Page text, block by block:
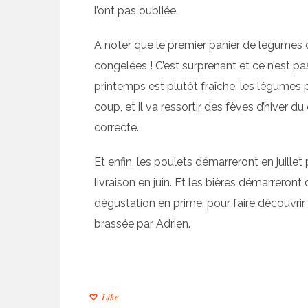
l’ont pas oubliée.
A noter que le premier panier de
congelées ! C’est surprenant et ce n’est
printemps est plutôt fraîche, les légumes
coup, et il va ressortir des fèves d’hiver
correcte.
Et enfin, les poulets démarreront en
livraison en juin. Et les bières démarreront
dégustation en prime, pour faire
brassée par Adrien.
Like